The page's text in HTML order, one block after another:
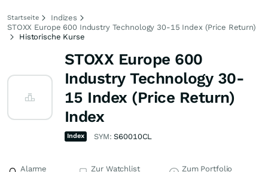
Startseite
Indizes
STOXX Europe 600 Industry Technology 30-15 Index (Price Return)
Historische Kurse
STOXX Europe 600
Industry Technology 30-
15 Index (Price Return)
Index
Index SYM:S60010CL
Alarme
Zur Watchlist
Zum Portfolio